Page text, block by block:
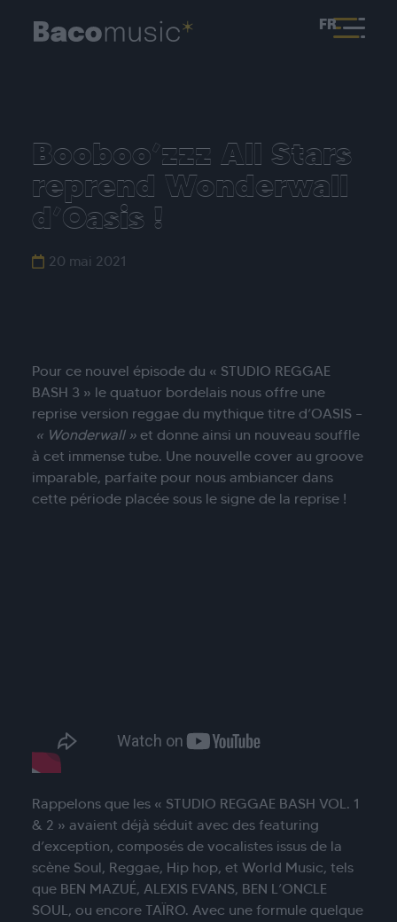
FR
Booboo’zzz All Stars
reprend Wonderwall
d’Oasis !
20 mai 2021
Pour ce nouvel épisode du « STUDIO REGGAE
BASH 3 » le quatuor bordelais nous offre une
reprise version reggae du mythique titre d’OASIS –
« Wonderwall »et donne ainsi un nouveau souffle
à cet immense tube. Une nouvelle cover au groove
imparable, parfaite pour nous ambiancer dans
cette période placée sous le signe de la reprise !
Rappelons que les « STUDIO REGGAE BASH VOL. 1
& 2 » avaient déjà séduit avec des featuring
d’exception, composés de vocalistes issus de la
scène Soul, Reggae, Hip hop, et World Music, tels
que BEN MAZUÉ, ALEXIS EVANS, BEN L’ONCLE
SOUL, ou encore TAÏRO. Avec une formule quelque